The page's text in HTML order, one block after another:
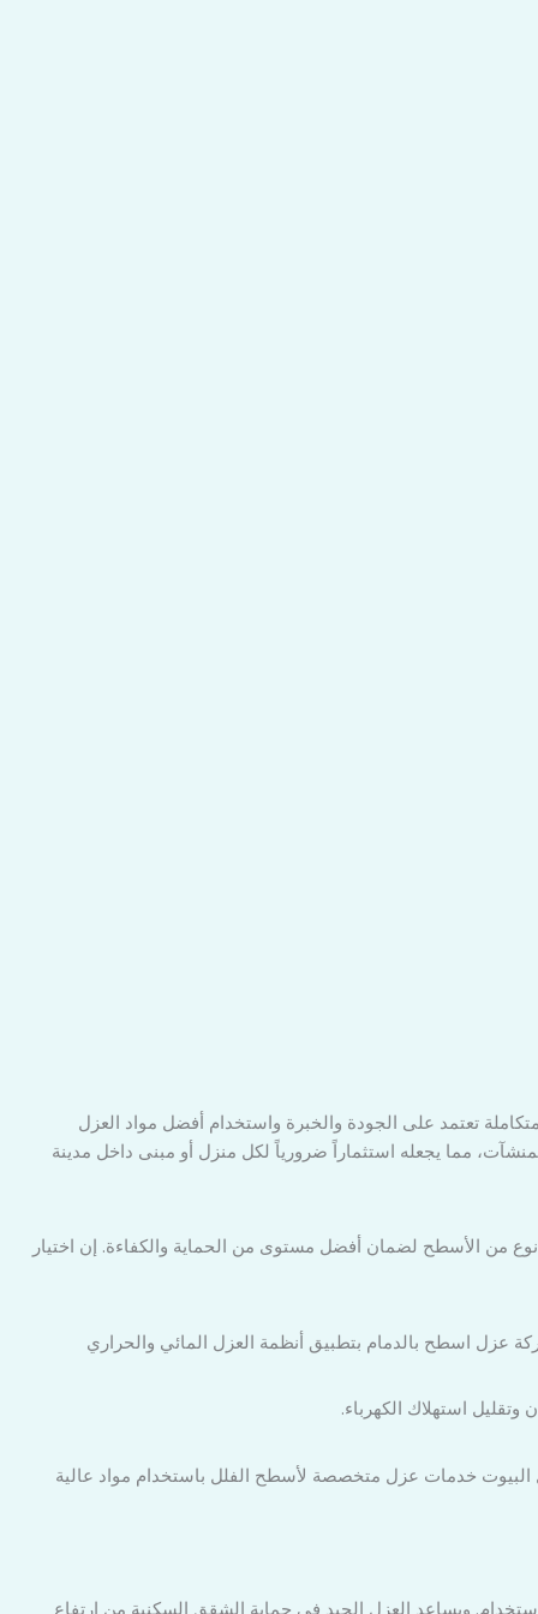
تعتمد على الجودة والخبرة واستخدام أفضل مواد العزل
مما يجعله استثماراً ضرورياً لكل منزل أو مبنى داخل مدينة
من الأسطح لضمان أفضل مستوى من الحماية والكفاءة. إن اختيار
عزل اسطح بالدمام بتطبيق أنظمة العزل المائي والحراري
استهلاك الكهرباء.
البيوت خدمات عزل متخصصة لأسطح الفلل باستخدام مواد عالية
ويساعد العزل الجيد في حماية الشقق السكنية من ارتفاع